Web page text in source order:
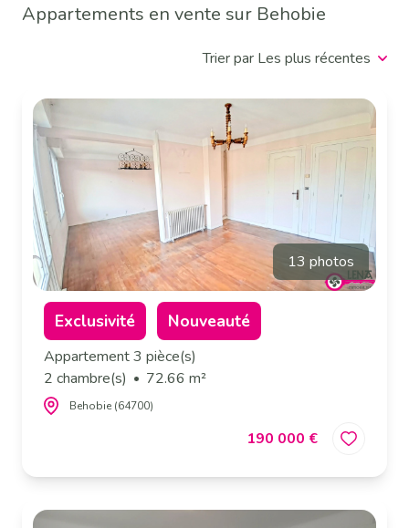
PRENDRE
Appartements en vente sur Behobie
Trier par Les plus récentes
13 photos
Exclusivité Nouveauté
Appartement 3 pièce(s)
2 chambre(s)
72.66 m²
Behobie (64700)
190 000 €